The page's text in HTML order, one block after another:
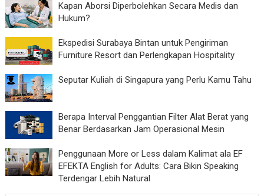
Kapan Aborsi Diperbolehkan Secara Medis dan
Hukum?
Ekspedisi Surabaya Bintan untuk Pengiriman
Furniture Resort dan Perlengkapan Hospitality
Seputar Kuliah di Singapura yang Perlu Kamu Tahu
Berapa Interval Penggantian Filter Alat Berat yang
Benar Berdasarkan Jam Operasional Mesin
Penggunaan More or Less dalam Kalimat ala EF
EFEKTA English for Adults: Cara Bikin Speaking
Terdengar Lebih Natural